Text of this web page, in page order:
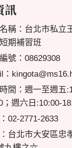
訊
稱：台北市私立
期補習班
號：08629308
：
間：週一至週五
；週六日:10:00-
02-2771-2633
台北市大安區忠